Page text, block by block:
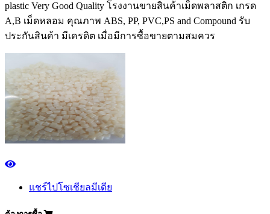
plastic Very Good Quality โรงงานขายสินค้าเม็ดพลาสติก เกรด
A,B เม็ดหลอม คุณภาพ ABS, PP, PVC,PS and Compound รับ
ประกันสินค้า มีเครดิต เมื่อมีการซื้อขายตามสมควร
แชร์ไปโซเชียลมีเดีย